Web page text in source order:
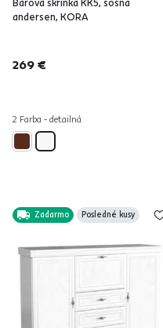
andersen, KORA
269 €
2 Farba - detailná
Zadarmo Posledné kusy